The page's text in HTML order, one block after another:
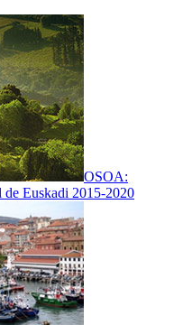
OSOA:
de Euskadi 2015-2020